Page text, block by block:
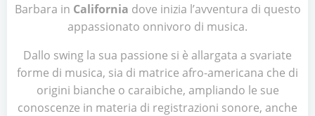
Barbara in California dove inizia l’avventura di questo
appassionato onnivoro di musica.
Dallo swing la sua passione si è allargata a svariate
forme di musica, sia di matrice afro-americana che di
origini bianche o caraibiche, ampliando le sue
conoscenze in materia di registrazioni sonore, anche